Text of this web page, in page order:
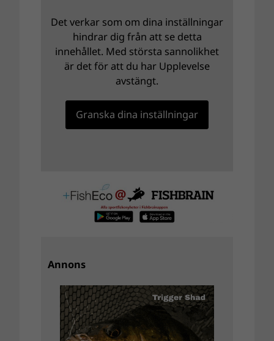
Det verkar som om dina inställningar
hindrar dig från att se detta
innehållet. Med största sannolikhet
är det för att du har Upplevelse
avstängt.
Granska dina inställningar
Annons